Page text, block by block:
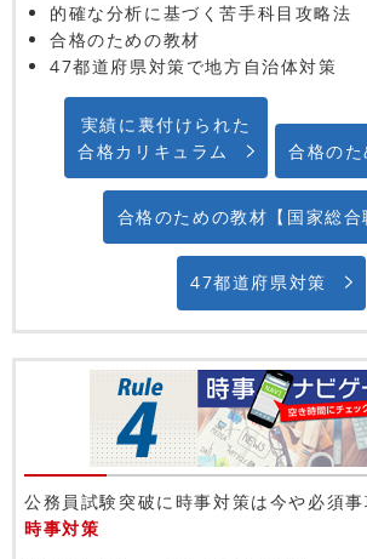
的確な分析に基づく苦手科目攻略法
合格のための教材
47都道府県対策で地方自治体対策
実績に裏付けられた
合格カリキュラム
合格の
合格のための教材【国家総合
47都道府県対策
公務員試験突破に時事対策は今や必須事
時事対策